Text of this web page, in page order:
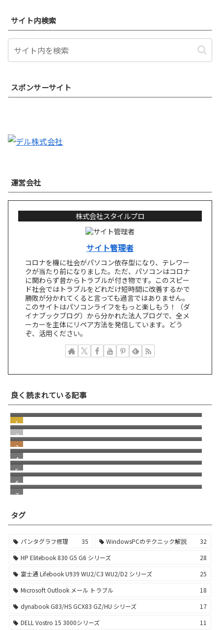
サイト内検索
スポンサーサイト
運営会社
株式会社スタイルプロ
サイト管理者
コロナを機に社会がパソコン依存型になり、テレワー
クが当たり前になりました。ただ、パソコンはコロナ
に関わらず昔からトラブルが付き物です。このスピー
ド社会ではトラブルをどれだけ短時間に改善するかで
勝敗が分かれてくると言っても過言ではありません。
このサイトはパソコンライフをもっと楽しもう！（ダ
イナブックブログ）から分かれた法人ブログで、全メ
ーカーを主体にリペア方法を発信しています。どう
ぞ、活用ください。
良く読まれている記事
キーキャップが外れた！HP Elitebook 830
G7 G8 シリーズ キーボード修理／パンタグラ
フ修理
富士通 LIFEBOOK U939 U9310 WU2/C3
WU2/D2 の前後のゴム足
注意！ネジのトラブル
分解版 5in1 タブレットdynabook F6 F8 FZ キ
ーボード タッチパッド（クリックパット）が
反応しなくなる事象
dynabook B55/HS B55/HU B55/HV B55/KV
B55/KW etc 分解動画
dynabook B55/HS B55/HU B55/HV B55/KV
B55/KW etc 液晶パネルの外し方
ファンの異音 グリス切れ
タグ
パンタグラフ修理 35 WindowsPCのテクニック解説
32
HP Elitebook 830 G5 G6 シリーズ
28
富士通 Lifebook U939 WU2/C3 WU2/D2 シリーズ
25
Microsoft Outlook メール トラブル
18
dynabook G83/HS GCX83 GZ/HU シリーズ
17
DELL Vostro 15 3000シリーズ
11